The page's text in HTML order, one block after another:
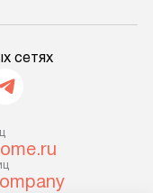
коммуникациям,
сетях